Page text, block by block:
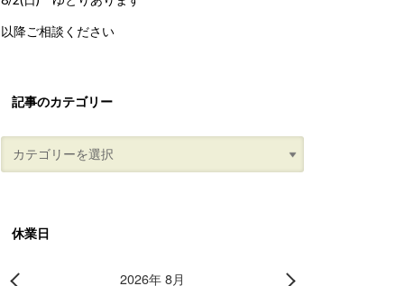
以降ご相談ください
記事のカテゴリー
休業日
2026年 8月